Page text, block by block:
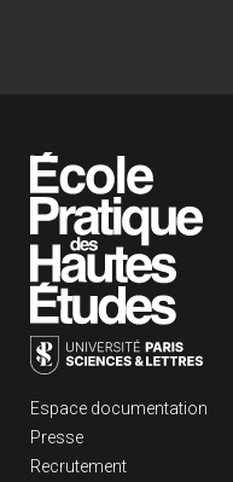
Liens footer
Espace documentation
Presse
Recrutement